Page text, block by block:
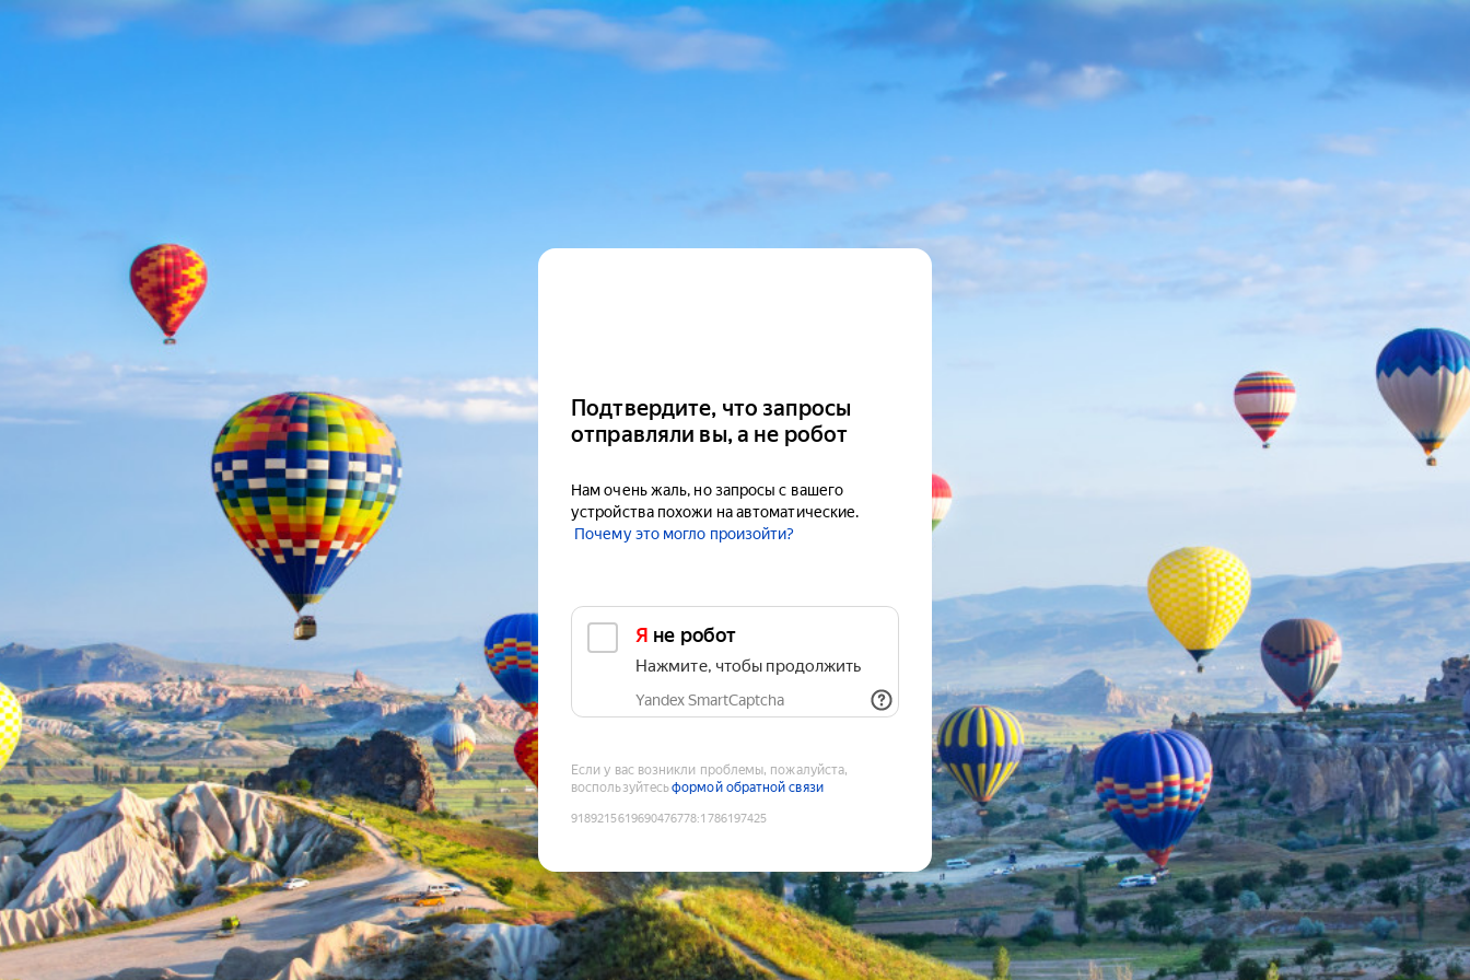
Подтвердите, что запросы
отправляли вы, а не робот
Нам очень жаль, но запросы с вашего
устройства похожи на автоматические.
Почему это могло произойти?
Я не робот
Нажмите, чтобы продолжить
Yandex SmartCaptcha
Если у вас возникли проблемы, пожалуйста,
воспользуйтесьформой обратной связи
9189215619690476778:1786197425